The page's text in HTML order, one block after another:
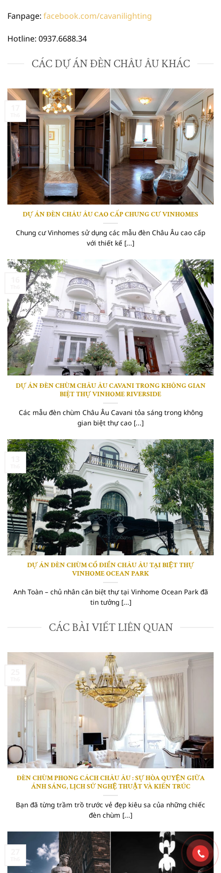
Fanpage: facebook.com/cavanilighting
Hotline: 0937.6688.34
CÁC DỰ ÁN ĐÈN CHÂU ÂU KHÁC
DỰ ÁN ĐÈN CHÂU ÂU CAO CẤP CHUNG CƯ VINHOMES
Chung cư Vinhomes sử dụng các mẫu đèn Châu Âu cao cấp
với thiết kế [...]
DỰ ÁN ĐÈN CHÙM CHÂU ÂU CAVANI TRONG KHÔNG GIAN
BIỆT THỰ VINHOME RIVERSIDE
Các mẫu đèn chùm Châu Âu Cavani tỏa sáng trong không
gian biệt thự cao [...]
DỰ ÁN ĐÈN CHÙM CỔ ĐIỂN CHÂU ÂU TẠI BIỆT THỰ
VINHOME OCEAN PARK
Anh Toàn – chủ nhân căn biệt thự tại Vinhome Ocean Park đã
tin tưởng [...]
CÁC BÀI VIẾT LIÊN QUAN
ĐÈN CHÙM PHONG CÁCH CHÂU ÂU : SỰ HÒA QUYỆN GIỮA
ÁNH SÁNG, LỊCH SỬ NGHỆ THUẬT VÀ KIẾN TRÚC
Bạn đã từng trầm trồ trước vẻ đẹp kiêu sa của những chiếc
đèn chùm [...]